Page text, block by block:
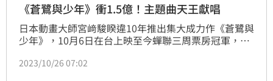
《蒼鷺與少年》衝1.5億！主題曲天王獻唱
日本動畫大師宮﨑駿睽違10年推出集大成力作《蒼鷺與
少年》，10月6日在台上映至今蟬聯三周票房冠軍，全
開，分別為「火美擁抱版」及「火美發威版」，準備迎
2023/10/26 07:02